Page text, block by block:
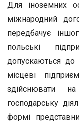
Для іноземних
міжнародний
передбачує
польські
допускаються до
місцеві
здійснювати
господарську
формі